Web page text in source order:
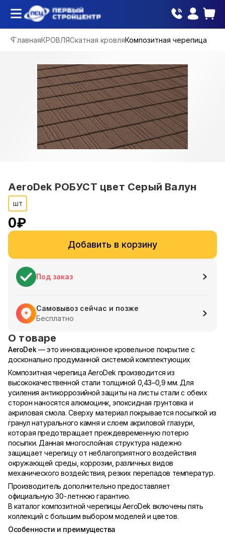
ГлавнаяКРОВЛЯСкатная кровляКомпозитная черепица
AeroDek РОБУСТ цвет Серый Валун
шт
0₽
Добавить в корзину
Под заказ
Самовывоз сейчас и позже
Бесплатно
О товаре
AeroDek— это инновационное кровельное покрытие с
досконально продуманной системой комплектующих
Композитная черепица AeroDek производится из
высококачественной стали толщиной 0,43–0,9 мм. Для
усиления антикоррозийной защиты на листы стали с обеих
сторон наносятся алюмоцинк, эпоксидная грунтовка и
акриловая смола. Сверху материал покрывается посыпкой из
гранул натурального камня и слоем акриловой глазури,
которая предотвращает преждевременную потерю
посыпки. Данная многослойная структура надежно
защищает черепицу от неблагоприятного воздействия
окружающей среды, коррозии, различных видов
механического воздействия, резких перепадов температур.
Производитель дополнительно предоставляет
официальную 30-летнюю гарантию.
В каталог композитной черепицы AeroDek включены пять
коллекций с большим выбором моделей и цветов.
Особенности и преимущества